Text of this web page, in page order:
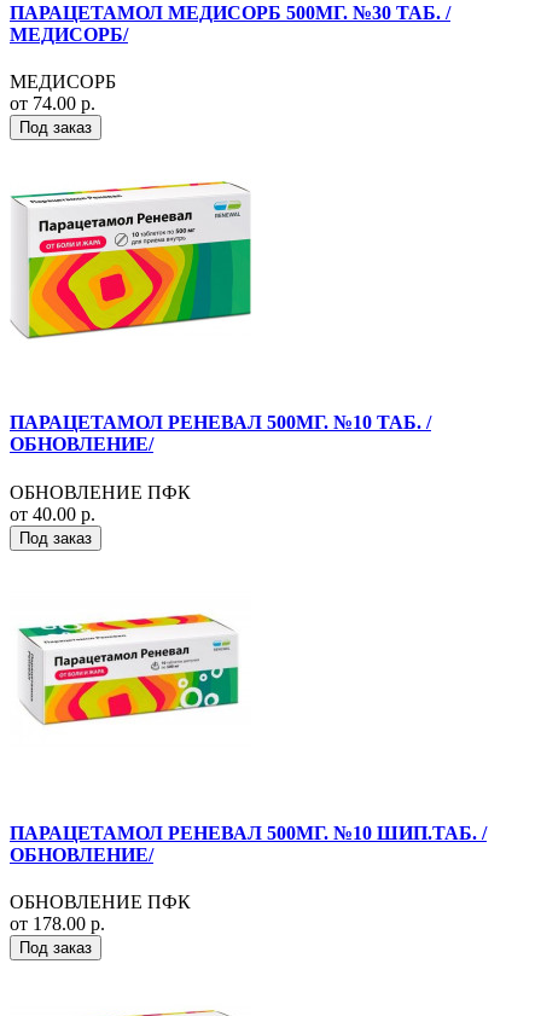
ПАРАЦЕТАМОЛ МЕДИСОРБ 500МГ. №30 ТАБ. /
МЕДИСОРБ/
МЕДИСОРБ
от 74.00 р.
Под заказ
ПАРАЦЕТАМОЛ РЕНЕВАЛ 500МГ. №10 ТАБ. /
ОБНОВЛЕНИЕ/
ОБНОВЛЕНИЕ ПФК
от 40.00 р.
Под заказ
ПАРАЦЕТАМОЛ РЕНЕВАЛ 500МГ. №10 ШИП.ТАБ. /
ОБНОВЛЕНИЕ/
ОБНОВЛЕНИЕ ПФК
от 178.00 р.
Под заказ